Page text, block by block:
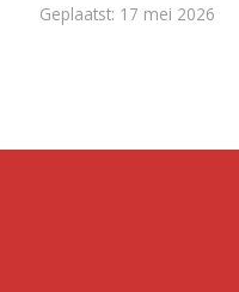
Geplaatst: 17 mei 2026